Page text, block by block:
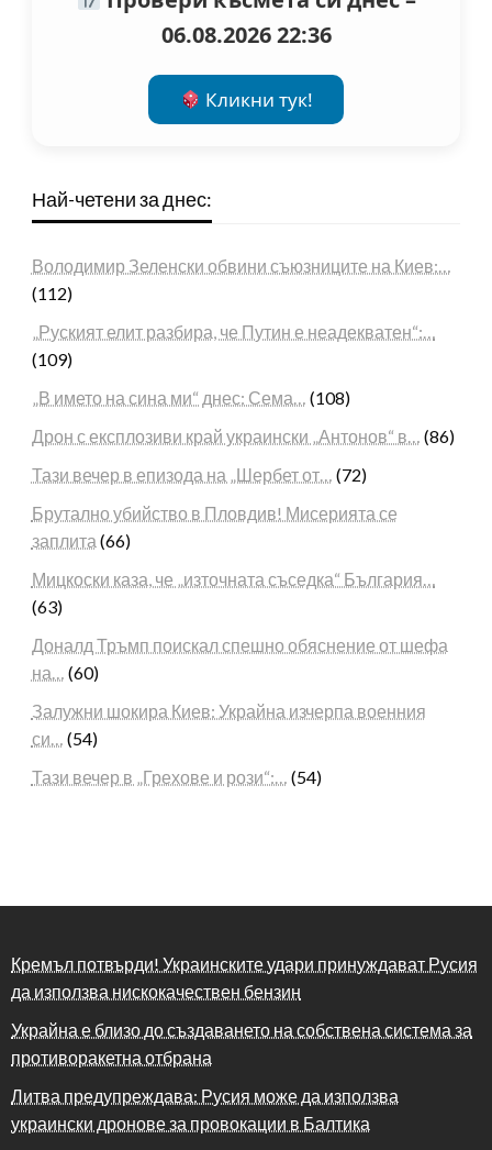
06.08.2026 22:36
Кликни тук!
Най-четени за днес:
Володимир Зеленски обвини съюзниците на Киев:…
(112)
„Руският елит разбира, че Путин е неадекватен“:…
(109)
„В името на сина ми“ днес: Сема… (108)
Дрон с експлозиви край украински „Антонов“ в… (86)
Тази вечер в епизода на „Шербет от… (72)
Брутално убийство в Пловдив! Мисерията се
заплита (66)
Мицкоски каза, че „източната съседка“ България…
(63)
Доналд Тръмп поискал спешно обяснение от шефа
на… (60)
Залужни шокира Киев: Украйна изчерпа военния
си… (54)
Тази вечер в „Грехове и рози“:… (54)
Кремъл потвърди! Украинските удари принуждават Русия
да използва нискокачествен бензин
Украйна е близо до създаването на собствена система за
противоракетна отбрана
Литва предупреждава: Русия може да използва
украински дронове за провокации в Балтика